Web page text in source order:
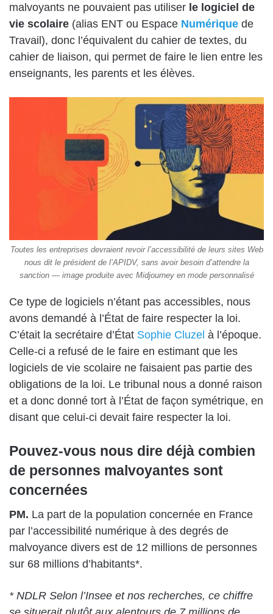
malvoyants ne pouvaient pas utiliser le logiciel de
vie scolaire (alias ENT ou Espace Numérique de
Travail), donc l’équivalent du cahier de textes, du
cahier de liaison, qui permet de faire le lien entre les
enseignants, les parents et les élèves.
Toutes les entreprises devraient revoir l’accessibilité de leurs sites Web
nous dit le président de l’APIDV, sans avoir besoin d’attendre la
sanction — image produite avec Midjourney en mode personnalisé
Ce type de logiciels n’étant pas accessibles, nous
avons demandé à l’État de faire respecter la loi.
C’était la secrétaire d’État Sophie Cluzel à l’époque.
Celle-ci a refusé de le faire en estimant que les
logiciels de vie scolaire ne faisaient pas partie des
obligations de la loi. Le tribunal nous a donné raison
et a donc donné tort à l’État de façon symétrique, en
disant que celui-ci devait faire respecter la loi.
Pouvez-vous nous dire déjà combien
de personnes malvoyantes sont
concernées
PM. La part de la population concernée en France
par l’accessibilité numérique à des degrés de
malvoyance divers est de 12 millions de personnes
sur 68 millions d’habitants*.
* NDLR Selon l’Insee et nos recherches, ce chiffre